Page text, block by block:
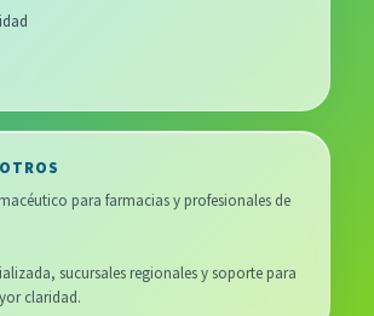
para farmacias y profesionales de
sucursales regionales y soporte para
claridad.